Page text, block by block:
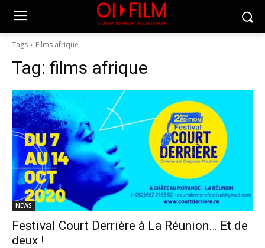
Tags Films afrique
Tag: films afrique
NEWS
Festival Court Derrière à La Réunion… Et de
deux !